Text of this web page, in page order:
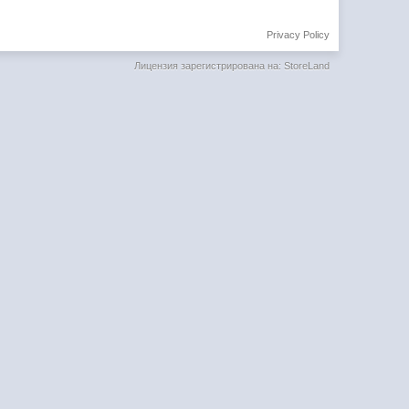
Privacy Policy
Лицензия зарегистрирована на: StoreLand